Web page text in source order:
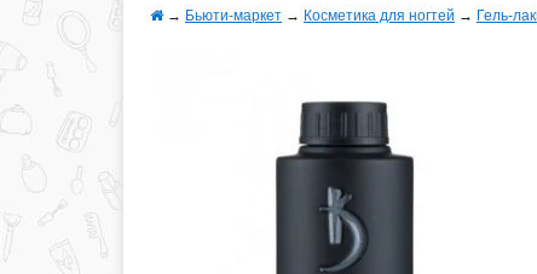
→ Бьюти-маркет → Косметика для ногтей → Гель-